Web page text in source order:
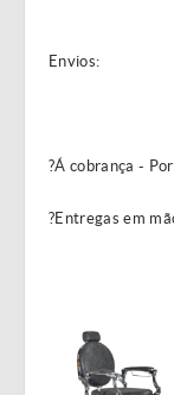
Envios:
?Á cobrança -
?Entregas em